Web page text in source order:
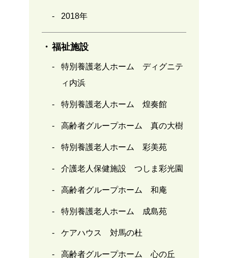
2018年
福祉施設
特別養護老人ホーム ディグニテ
ィ内浜
特別養護老人ホーム 煌奏館
高齢者グループホーム 真の大樹
特別養護老人ホーム 彩美苑
介護老人保健施設 つしま彩光園
高齢者グループホーム 和庵
特別養護老人ホーム 成島苑
ケアハウス 対馬の杜
高齢者グループホーム 心の丘